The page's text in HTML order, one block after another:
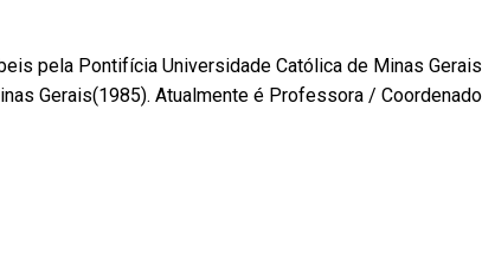
pela Pontifícia Universidade Católica de Minas
Gerais(1985). Atualmente é Professora /